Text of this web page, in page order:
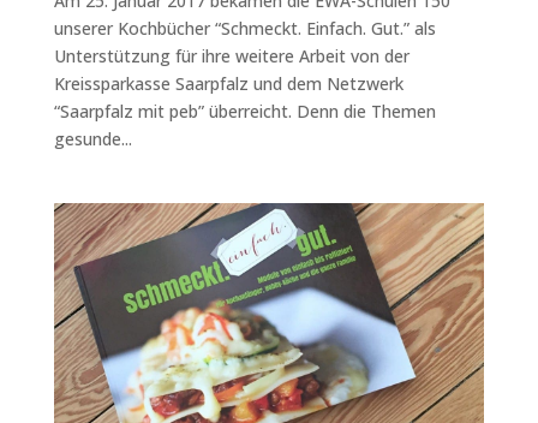
unserer Kochbücher “Schmeckt. Einfach. Gut.” als
Unterstützung für ihre weitere Arbeit von der
Kreissparkasse Saarpfalz und dem Netzwerk
“Saarpfalz mit peb” überreicht. Denn die Themen
gesunde...